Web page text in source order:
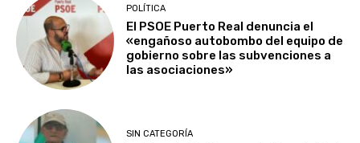
POLÍTICA
El PSOE Puerto Real denuncia el
«engañoso autobombo del equipo de
gobierno sobre las subvenciones a
las asociaciones»
SIN CATEGORÍA